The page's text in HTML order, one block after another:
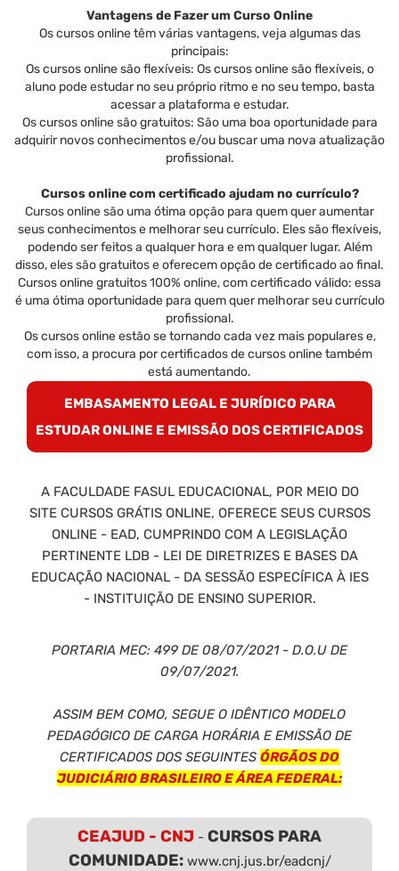
Vantagens de Fazer um Curso Online
Os cursos online têm várias vantagens, veja algumas das
principais:
Os cursos online são flexíveis: Os cursos online são flexíveis, o
aluno pode estudar no seu próprio ritmo e no seu tempo, basta
acessar a plataforma e estudar.
Os cursos online são gratuitos: São uma boa oportunidade para
adquirir novos conhecimentos e/ou buscar uma nova atualização
profissional.
Cursos online com certificado ajudam no currículo?
Cursos online são uma ótima opção para quem quer aumentar
seus conhecimentos e melhorar seu currículo. Eles são flexíveis,
podendo ser feitos a qualquer hora e em qualquer lugar. Além
disso, eles são gratuitos e oferecem opção de certificado ao final.
Cursos online gratuitos 100% online, com certificado válido: essa
é uma ótima oportunidade para quem quer melhorar seu currículo
profissional.
Os cursos online estão se tornando cada vez mais populares e,
com isso, a procura por certificados de cursos online também
está aumentando.
EMBASAMENTO LEGAL E JURÍDICO PARA
ESTUDAR ONLINE E EMISSÃO DOS CERTIFICADOS
A FACULDADE FASUL EDUCACIONAL, POR MEIO DO
SITE CURSOS GRÁTIS ONLINE, OFERECE SEUS CURSOS
ONLINE - EAD, CUMPRINDO COM A LEGISLAÇÃO
PERTINENTE LDB - LEI DE DIRETRIZES E BASES DA
EDUCAÇÃO NACIONAL - DA SESSÃO ESPECÍFICA À IES
- INSTITUIÇÃO DE ENSINO SUPERIOR.
PORTARIA MEC: 499 DE 08/07/2021 - D.O.U DE
09/07/2021.
ASSIM BEM COMO, SEGUE O IDÊNTICO MODELO
PEDAGÓGICO DE CARGA HORÁRIA E EMISSÃO DE
CERTIFICADOS DOS SEGUINTES ÓRGÃOS DO
JUDICIÁRIO BRASILEIRO E ÁREA FEDERAL:
CEAJUD - CNJ - CURSOS PARA
COMUNIDADE: www.cnj.jus.br/eadcnj/